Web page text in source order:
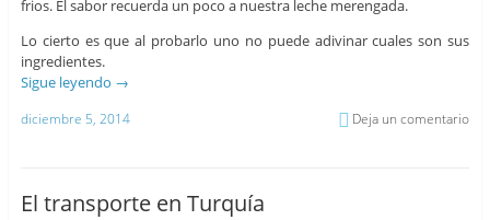
frios. El sabor recuerda un poco a nuestra leche merengada.
Lo cierto es que al probarlo uno no puede adivinar cuales son sus
ingredientes.
Sigue leyendo →
diciembre 5, 2014 Deja un comentario
El transporte en Turquía